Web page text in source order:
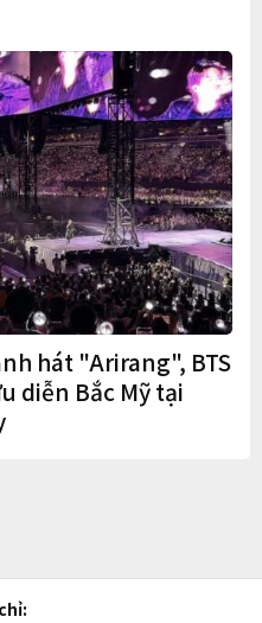
hát "Arirang", BTS
diễn Bắc Mỹ tại